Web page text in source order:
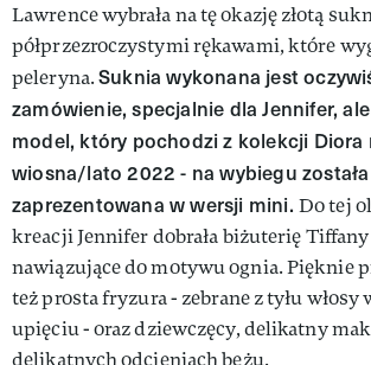
Lawrence wybrała na tę okazję złotą
półprzezroczystymi rękawami, które
peleryna.Suknia wykonana jest
zamówienie, specjalnie dla Jennifer,
model, który pochodzi z kolekcji Diora
wiosna/lato 2022 - na wybiegu została
zaprezentowana w wersji mini. Do tej
kreacji Jennifer dobrała biżuterię
nawiązujące do motywu ognia. Pięknie
też prosta fryzura - zebrane z tyłu włosy
upięciu - oraz dziewczęcy, delikatny
delikatnych odcieniach beżu.